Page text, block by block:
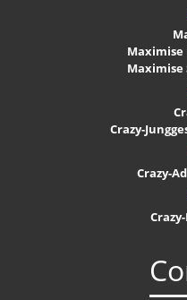
Maximise
Maximise
Crazy-
Crazy-